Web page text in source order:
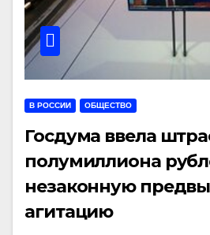
В РОССИИ ОБЩЕСТВО
Госдума ввела
полумиллиона
незаконную
агитацию